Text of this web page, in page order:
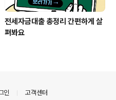
전세자금대출 총정리 간편하게 살
펴봐요
인 고객센터